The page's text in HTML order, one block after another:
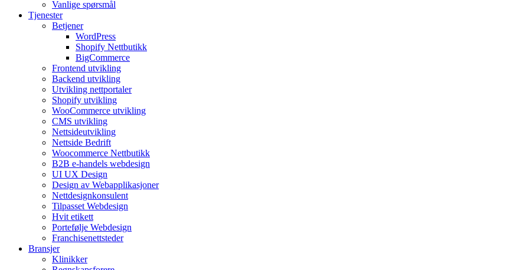
Vanlige spørsmål
Tjenester
Betjener
WordPress
Shopify Nettbutikk
BigCommerce
Frontend utvikling
Backend utvikling
Utvikling nettportaler
Shopify utvikling
WooCommerce utvikling
CMS utvikling
Nettsideutvikling
Nettside Bedrift
Woocommerce Nettbutikk
B2B e-handels webdesign
UI UX Design
Design av Webapplikasjoner
Nettdesignkonsulent
Tilpasset Webdesign
Hvit etikett
Portefølje Webdesign
Franchisenettsteder
Bransjer
Klinikker